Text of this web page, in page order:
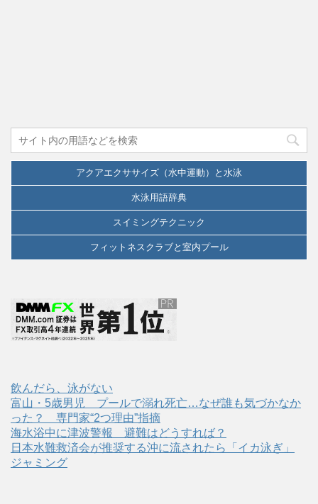
アクアエクササイズ（水中運動）と水泳
水泳用語辞典
スイミングテクニック
フィットネスクラブと室内プール
飲んだら、泳がない
富山・5歳男児 プールで溺れ死亡…なぜ誰も気づかなか
った？ 専門家“2つ理由”指摘
海水浴中に津波警報 避難はどうすれば？
日本水難救済会が推奨する沖に流されたら「イカ泳ぎ」
ジャミング